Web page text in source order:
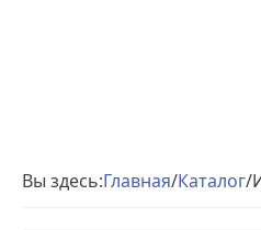
Вы здесь:Главная/Каталог/